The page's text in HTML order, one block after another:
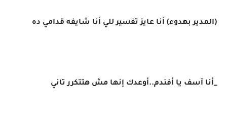
(المدير بهدوء) أنا عايز تفسير للي أنا شايفه قدامي ده
_أنا آسف يا أفندم..أوعدك إنها مش هتتكرر تاني